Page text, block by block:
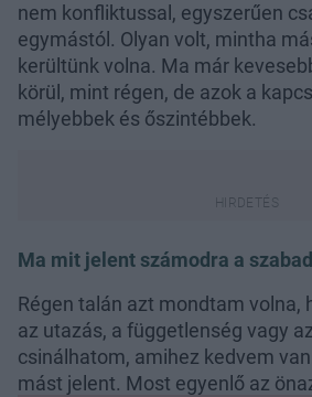
nem konfliktussal, egyszerűen
egymástól. Olyan volt, mintha
kerültünk volna. Ma már
körül, mint régen, de azok a
mélyebbek és őszintébbek.
Ma mit jelent számodra a
Régen talán azt mondtam volna,
az utazás, a függetlenség vagy
csinálhatom, amihez kedvem
mást jelent. Most egyenlő az